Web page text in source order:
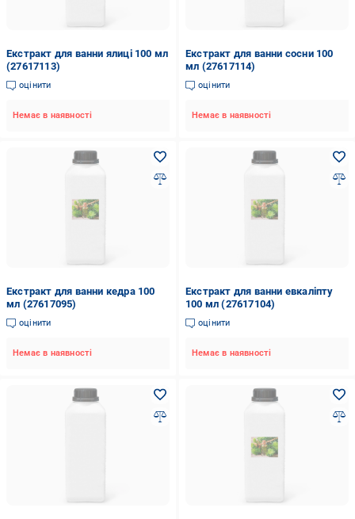
Екстракт для ванни ялиці 100 мл
(27617113)
оцінити
Немає в наявності
Екстракт для ванни сосни 100
мл (27617114)
оцінити
Немає в наявності
Екстракт для ванни кедра 100
мл (27617095)
оцінити
Немає в наявності
Екстракт для ванни евкаліпту
100 мл (27617104)
оцінити
Немає в наявності